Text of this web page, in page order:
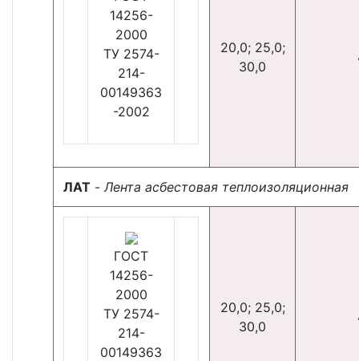
14256-
2000
ТУ 2574-
214-
00149363
-2002
20,0; 25,0;
30,0
ЛАТ -Лента асбестовая теплоизоляционная
ГОСТ
14256-
2000
ТУ 2574-
214-
00149363
20,0; 25,0;
30,0